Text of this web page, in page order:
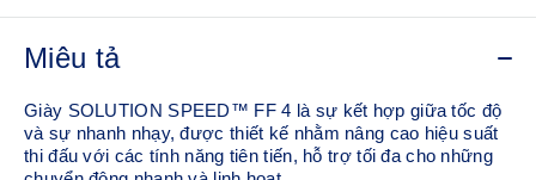
Miêu tả
Giày SOLUTION SPEED™ FF 4 là sự kết hợp giữa tốc độ
và sự nhanh nhạy, được thiết kế nhằm nâng cao hiệu suất
thi đấu với các tính năng tiên tiến, hỗ trợ tối đa cho những